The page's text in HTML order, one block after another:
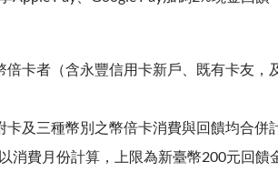
卡者（含永豐信用卡新戶、既有卡友，
及三種幣別之幣倍卡消費與回饋均合併
消費月份計算，上限為新臺幣200元回饋